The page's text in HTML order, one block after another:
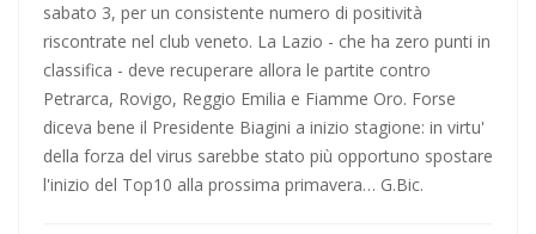
Escursionismo, Lazio sul pezzo anche in questa estate
torrida
Calcio a 5, un gradito ritorno: Serapiglia
sabato 3, per un consistente numero di positività
riscontrate nel club veneto. La Lazio - che ha zero punti in
classifica - deve recuperare allora le partite contro
Petrarca, Rovigo, Reggio Emilia e Fiamme Oro. Forse
diceva bene il Presidente Biagini a inizio stagione: in virtu'
della forza del virus sarebbe stato più opportuno spostare
l'inizio del Top10 alla prossima primavera… G.Bic.